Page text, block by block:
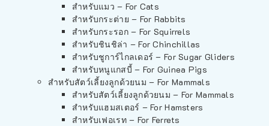
สำหรับแมว – For Cats
สำหรับกระต่าย – For Rabbits
สำหรับกระรอก – For Squirrels
สำหรับชินชิล่า – For Chinchillas
สำหรับชูการ์ไกลเดอร์ – For Sugar Gliders
สำหรับหนูแกสบี้ – For Guinea Pigs
สำหรับสัตว์เลี้ยงลูกด้วยนม – For Mammals
สำหรับสัตว์เลี้ยงลูกด้วยนม – For Mammals
สำหรับแฮมสเตอร์ – For Hamsters
สำหรับเฟอเรท – For Ferrets